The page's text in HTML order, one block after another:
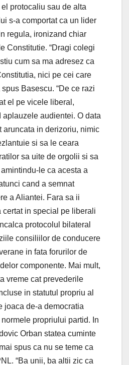
protocaliu sau de alta
s-a comportat ca un lider
regula, ironizand chiar
Constitutie. “Dragi colegi
cum sa ma adresez ca
nici pe cei care
Basescu. “De ce razi
el pe vicele liberal,
audientei. O data
aruncata in derizoriu, nimic
si sa le ceara
sa uite de orgolii si sa
le ca acesta a
cand a semnat
a Aliantei. Fara sa ii
certat in special pe liberali
protocolul bilateral
consiliilor de conducere
in fata forurilor de
componente. Mai mult,
vreme cat prevederile
in statutul propriu al
joaca de-a democratia
propriului partid. In
Orban statea cuminte
spus ca nu se teme ca
“Ba unii, ba altii zic ca